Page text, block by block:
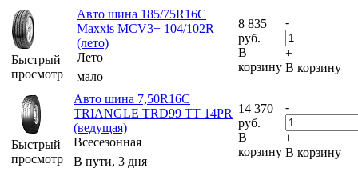
Быстрый
просмотр
Авто шина 185/75R16C
Maxxis MCV3+ 104/102R
(лето)
Лето
мало
8 835
руб.
В
корзину
-
+
В корзину
Быстрый
просмотр
Авто шина 7,50R16C
TRIANGLE TRD99 TT 14PR
(ведущая)
Всесезонная
В пути, 3 дня
14 370
руб.
В
корзину
-
+
В корзину